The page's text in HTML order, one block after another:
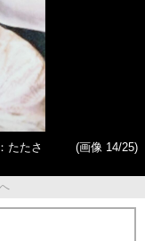
たたさ
(画像 14/25)